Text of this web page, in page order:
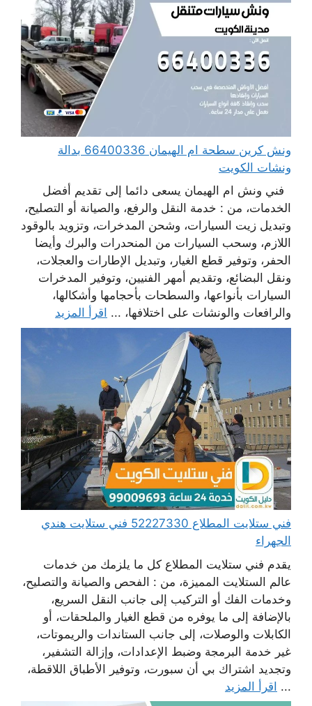
ونش كرين سطحة ام الهيمان 66400336 بدالة
ونشات الكويت
فني ونش ام الهيمان يسعى دائما إلى تقديم أفضل
الخدمات، من : خدمة النقل والرفع، والصيانة أو التصليح،
وتبديل زيت السيارات، وشحن المدخرات، وتزويد بالوقود
اللازم، وسحب السيارات من المنحدرات والبرك وأيضا
الحفر، وتوفير قطع الغيار، وتبديل الإطارات والعجلات،
ونقل البضائع، وتقديم أمهر الفنيين، وتوفير المدخرات
السيارات بأنواعها، والسطحات بأحجامها وأشكالها،
والرافعات والونشات على اختلافها، ... اقرأ المزيد
فني ستلايت المطلاع 52227330 فني ستلايت هندي
الجهراء
يقدم فني ستلايت المطلاع كل ما يلزمك من خدمات
عالم الستلايت المميزة، من : الفحص والصيانة والتصليح،
وخدمات الفك أو التركيب إلى جانب النقل السريع،
بالإضافة إلى ما يوفره من قطع الغيار والملحقات، أو
الكابلات والوصلات، إلى جانب الستاندات والريموتات،
غير خدمة البرمجة وضبط الإعدادات، وإزالة التشفير،
وتجديد اشتراك بي أن سبورت، وتوفير الأطباق اللاقطة،
... اقرأ المزيد